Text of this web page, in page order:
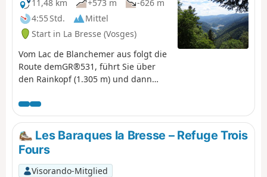
11,48 km +573 m
-626 m
4:55 Std.
Mittel
Start in La Bresse (Vosges)
Vom Lac de Blanchemer aus folgt die
Route demGR®531, führt Sie über
den Rainkopf (1.305 m) und dann
zum Col de Bramont und zum Étang
de Sèchemer, um schließlich zum
Chalet de Rouge Mousse zu
gelangen.
Les Baraques la Bresse – Refuge Trois
Fours
Visorando-Mitglied